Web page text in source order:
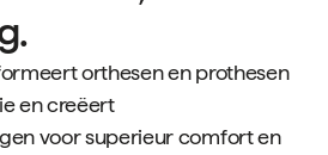
orthesen en prothesen
en creëert
voor superieur comfort en